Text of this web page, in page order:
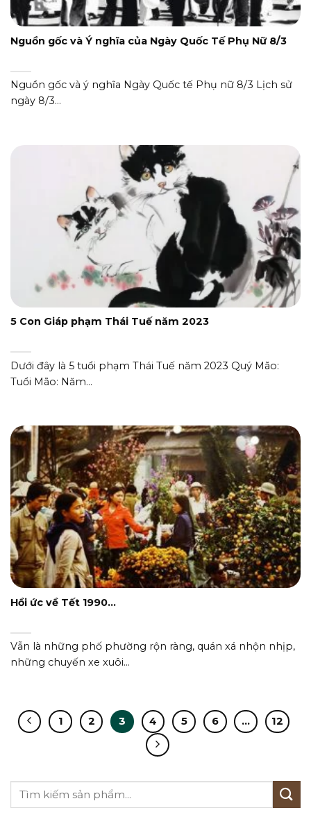
Nguồn gốc và Ý nghĩa của Ngày Quốc Tế Phụ Nữ 8/3
Nguồn gốc và ý nghĩa Ngày Quốc tế Phụ nữ 8/3 Lịch sử
ngày 8/3...
5 Con Giáp phạm Thái Tuế năm 2023
Dưới đây là 5 tuổi phạm Thái Tuế năm 2023 Quý Mão:
Tuổi Mão: Năm...
Hồi ức về Tết 1990…
Vẫn là những phố phường rộn ràng, quán xá nhộn nhịp,
những chuyến xe xuôi...
1 2 3 4 5 6 … 12